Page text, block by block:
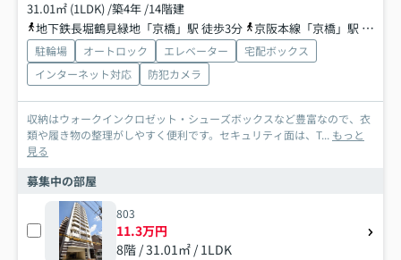
31.01㎡ (1LDK) /築4年 /14階建
地下鉄長堀鶴見緑地「京橋」駅 徒歩3分
京阪本線「京橋」駅 徒歩5分
駐輪場 オートロック エレベーター
宅配ボックス
インターネット対応
防犯カメラ
収納はウォークインクロゼット・シューズボックスなど豊富なので、衣
類や履き物の整理がしやすく便利です。セキュリティ面は、T... もっと
見る
募集中の部屋
803
11.3万円
8階 / 31.01㎡ / 1LDK